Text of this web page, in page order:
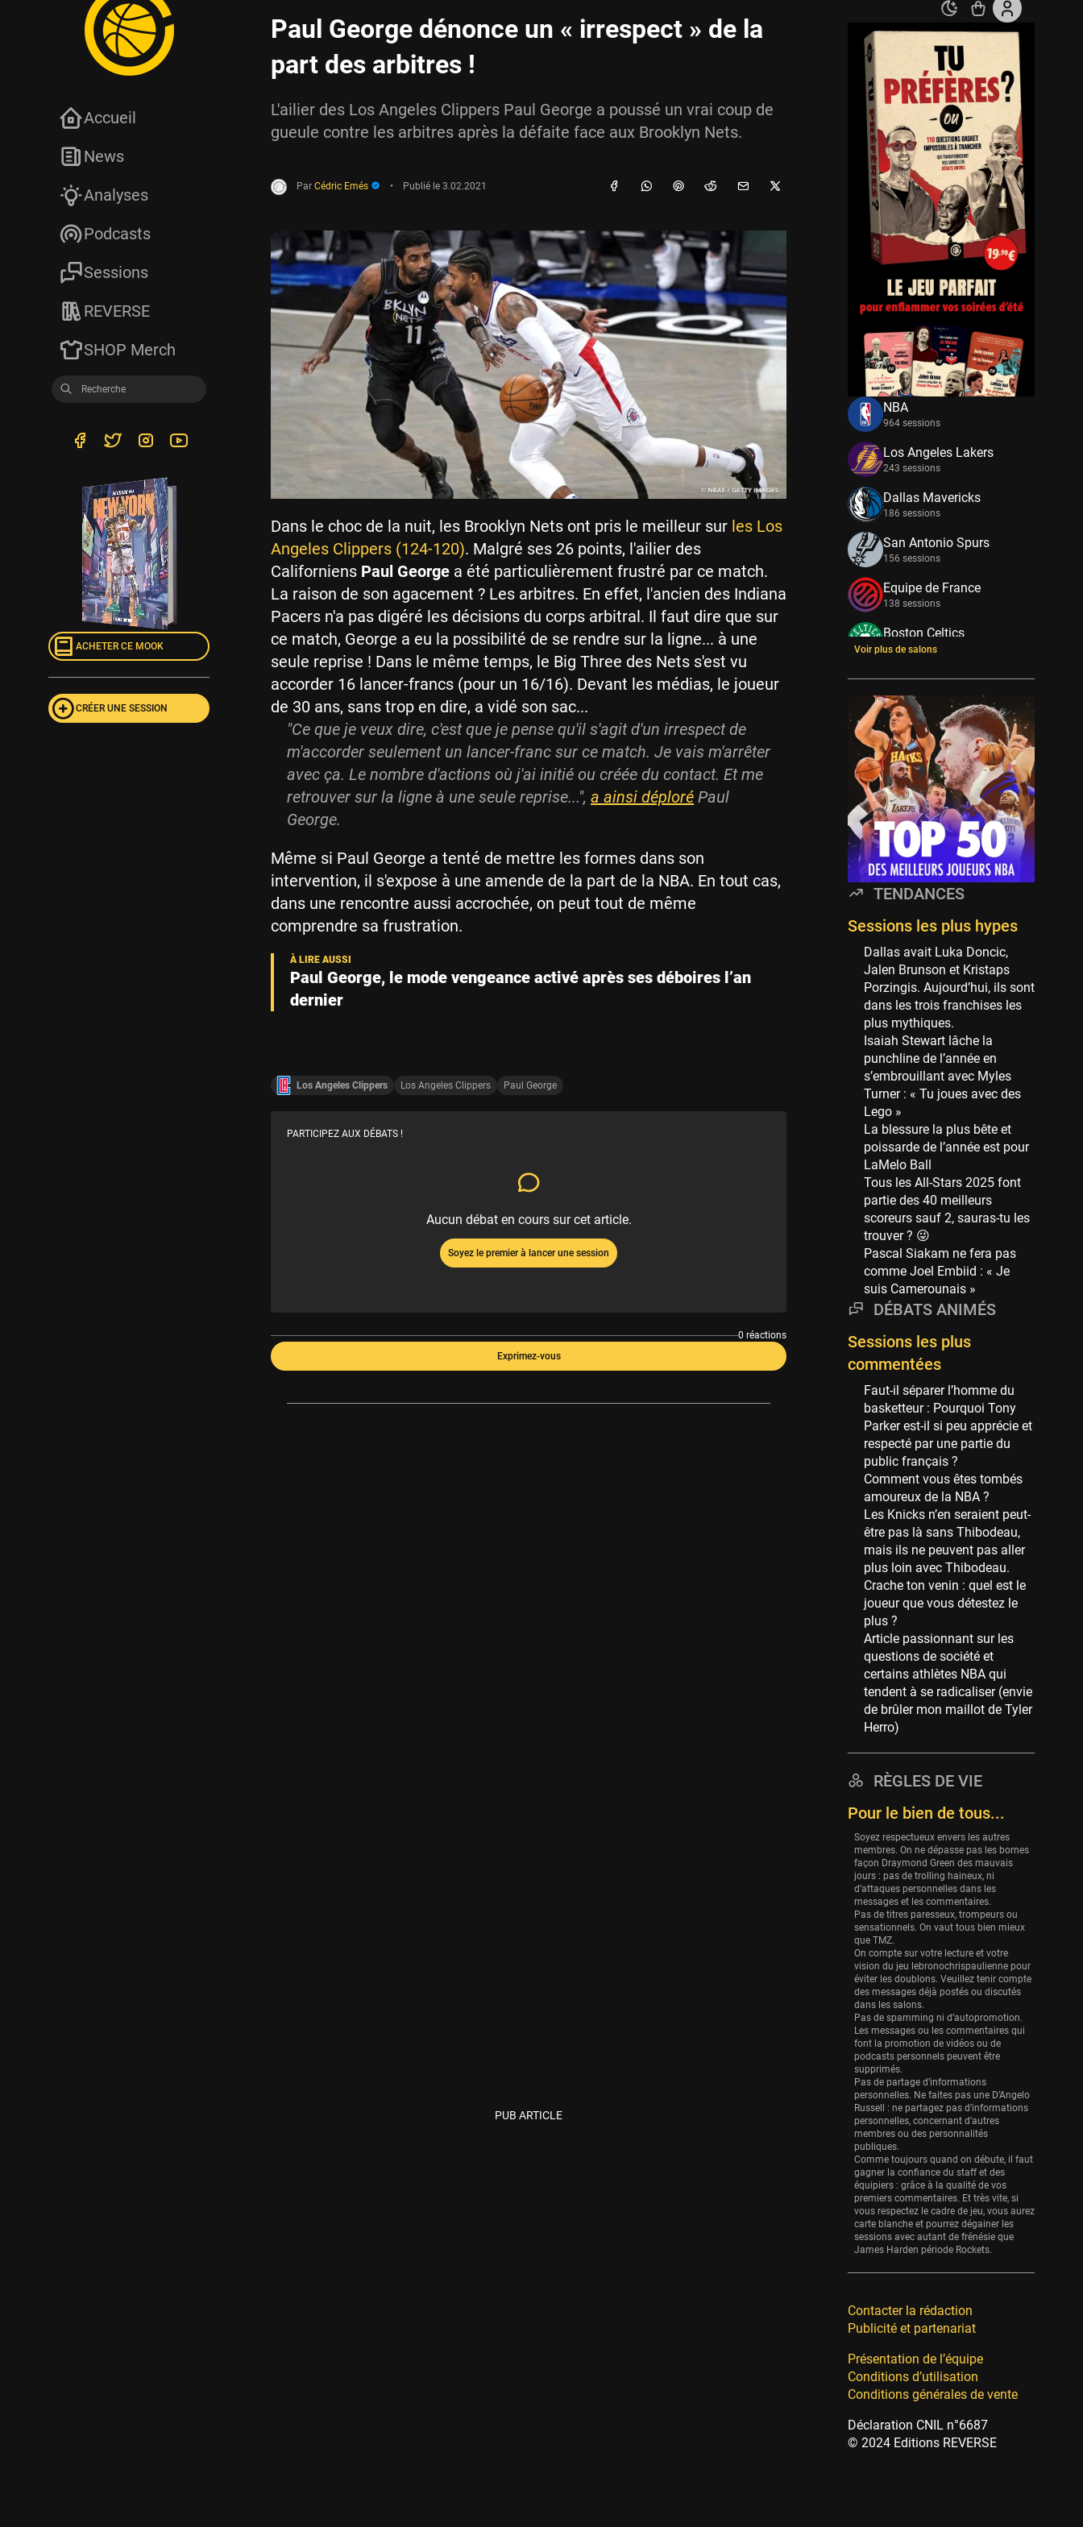
Paul George dénonce un « irrespect » de la
part des arbitres !
L'ailier des Los Angeles Clippers Paul George a poussé un vrai coup de
gueule contre les arbitres après la défaite face aux Brooklyn Nets.
Par Cédric Emés • Publié le 3.02.2021
Dans le choc de la nuit, les Brooklyn Nets ont pris le meilleur sur les Los
Angeles Clippers (124-120). Malgré ses 26 points, l'ailier des
Californiens Paul George a été particulièrement frustré par ce match.
La raison de son agacement ? Les arbitres. En effet, l'ancien des Indiana
Pacers n'a pas digéré les décisions du corps arbitral. Il faut dire que sur
ce match, George a eu la possibilité de se rendre sur la ligne... à une
seule reprise ! Dans le même temps, le Big Three des Nets s'est vu
accorder 16 lancer-francs (pour un 16/16). Devant les médias, le joueur
de 30 ans, sans trop en dire, a vidé son sac...
"Ce que je veux dire, c'est que je pense qu'il s'agit d'un irrespect de
m'accorder seulement un lancer-franc sur ce match. Je vais m'arrêter
avec ça. Le nombre d'actions où j'ai initié ou créée du contact. Et me
retrouver sur la ligne à une seule reprise...", a ainsi déploré Paul
George.
Même si Paul George a tenté de mettre les formes dans son
intervention, il s'expose à une amende de la part de la NBA. En tout cas,
dans une rencontre aussi accrochée, on peut tout de même
comprendre sa frustration.
Paul George, le mode vengeance activé après ses déboires l’an
dernier
Los Angeles Clippers Los Angeles Clippers Paul George
PARTICIPEZ AUX DÉBATS !
Aucun débat en cours sur cet article.
Soyez le premier à lancer une session
0 réactions
Exprimez-vous
PUB ARTICLE
Accueil
News
Analyses
Podcasts
Sessions
REVERSE
SHOP Merch
ACHETER CE MOOK
CRÉER UNE SESSION
NBA
964 sessions
Los Angeles Lakers
243 sessions
Dallas Mavericks
186 sessions
San Antonio Spurs
156 sessions
Equipe de France
138 sessions
Boston Celtics
133 sessions
New York Knicks
114 sessions
Minnesota Timberwolves
114 sessions
Golden State Warriors
113 sessions
Denver Nuggets
106 sessions
WNBA
97 sessions
Philadelphia Sixers
89 sessions
Milwaukee Bucks
82 sessions
Hoop Culture
73 sessions
Oklahoma City Thunder
69 sessions
Phoenix Suns
69 sessions
Miami Heat
63 sessions
Los Angeles Clippers
61 sessions
Indiana Pacers
53 sessions
New Orleans Pelicans
Jeux Olympiques
Atlanta Hawks
45 sessions
Chicago Bulls
41 sessions
Memphis Grizzlies
39 sessions
Cleveland Cavaliers
Orlando Magic
36 sessions
Euroleague
Charlotte Hornets
32 sessions
Houston Rockets
31 sessions
Washington Wizards
29 sessions
27 sessions
Eurobasket
25 sessions
Detroit Pistons
25 sessions
Brooklyn Nets
24 sessions
Sacramento Kings
24 sessions
Utah Jazz
22 sessions
Toronto Raptors
18 sessions
REVERSE
11 sessions
Bleues
0 sessions
Voir plus de salons
TENDANCES
Sessions les plus hypes
Dallas avait Luka Doncic,
Jalen Brunson et Kristaps
Porzingis. Aujourd’hui, ils sont
dans les trois franchises les
plus mythiques.
Isaiah Stewart lâche la
punchline de l’année en
s’embrouillant avec Myles
Turner : « Tu joues avec des
Lego »
La blessure la plus bête et
poissarde de l’année est pour
LaMelo Ball
Tous les All-Stars 2025 font
partie des 40 meilleurs
scoreurs sauf 2, sauras-tu les
trouver ? 😜
Pascal Siakam ne fera pas
comme Joel Embiid : « Je
suis Camerounais »
DÉBATS ANIMÉS
Sessions les plus
commentées
Faut-il séparer l’homme du
basketteur : Pourquoi Tony
Parker est-il si peu apprécie et
respecté par une partie du
public français ?
Comment vous êtes tombés
amoureux de la NBA ?
Les Knicks n’en seraient peut-
être pas là sans Thibodeau,
mais ils ne peuvent pas aller
plus loin avec Thibodeau.
Crache ton venin : quel est le
joueur que vous détestez le
plus ?
Article passionnant sur les
questions de société et
certains athlètes NBA qui
tendent à se radicaliser (envie
de brûler mon maillot de Tyler
Herro)
RÈGLES DE VIE
Pour le bien de tous...
Soyez respectueux envers les autres
membres. On ne dépasse pas les bornes
façon Draymond Green des mauvais
jours : pas de trolling haineux, ni
d’attaques personnelles dans les
messages et les commentaires.
Pas de titres paresseux, trompeurs ou
sensationnels. On vaut tous bien mieux
que TMZ.
On compte sur votre lecture et votre
vision du jeu lebronochrispaulienne pour
éviter les doublons. Veuillez tenir compte
des messages déjà postés ou discutés
dans les salons.
Pas de spamming ni d’autopromotion.
Les messages ou les commentaires qui
font la promotion de vidéos ou de
podcasts personnels peuvent être
supprimés.
Pas de partage d’informations
personnelles. Ne faites pas une D’Angelo
Russell : ne partagez pas d’informations
personnelles, concernant d’autres
membres ou des personnalités
publiques.
Comme toujours quand on débute, il faut
gagner la confiance du staff et des
équipiers : grâce à la qualité de vos
premiers commentaires. Et très vite, si
vous respectez le cadre de jeu, vous aurez
carte blanche et pourrez dégainer les
sessions avec autant de frénésie que
James Harden période Rockets.
Contacter la rédaction
Publicité et partenariat
Présentation de l’équipe
Conditions d’utilisation
Conditions générales de vente
Déclaration CNIL n°6687
© 2024 Editions REVERSE